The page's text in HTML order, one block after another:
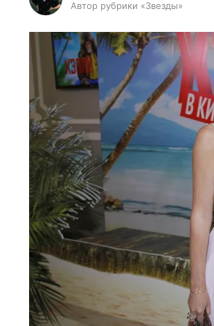
Автор рубрики «Звезды»